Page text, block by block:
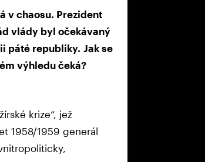
v chaosu. Prezident
vlády byl očekávaný
páté republiky. Jak se
výhledu čeká?
krize“, jež
1958/1959 generál